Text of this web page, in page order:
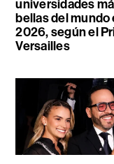
universidades
bellas del mundo
2026, según el
Versailles